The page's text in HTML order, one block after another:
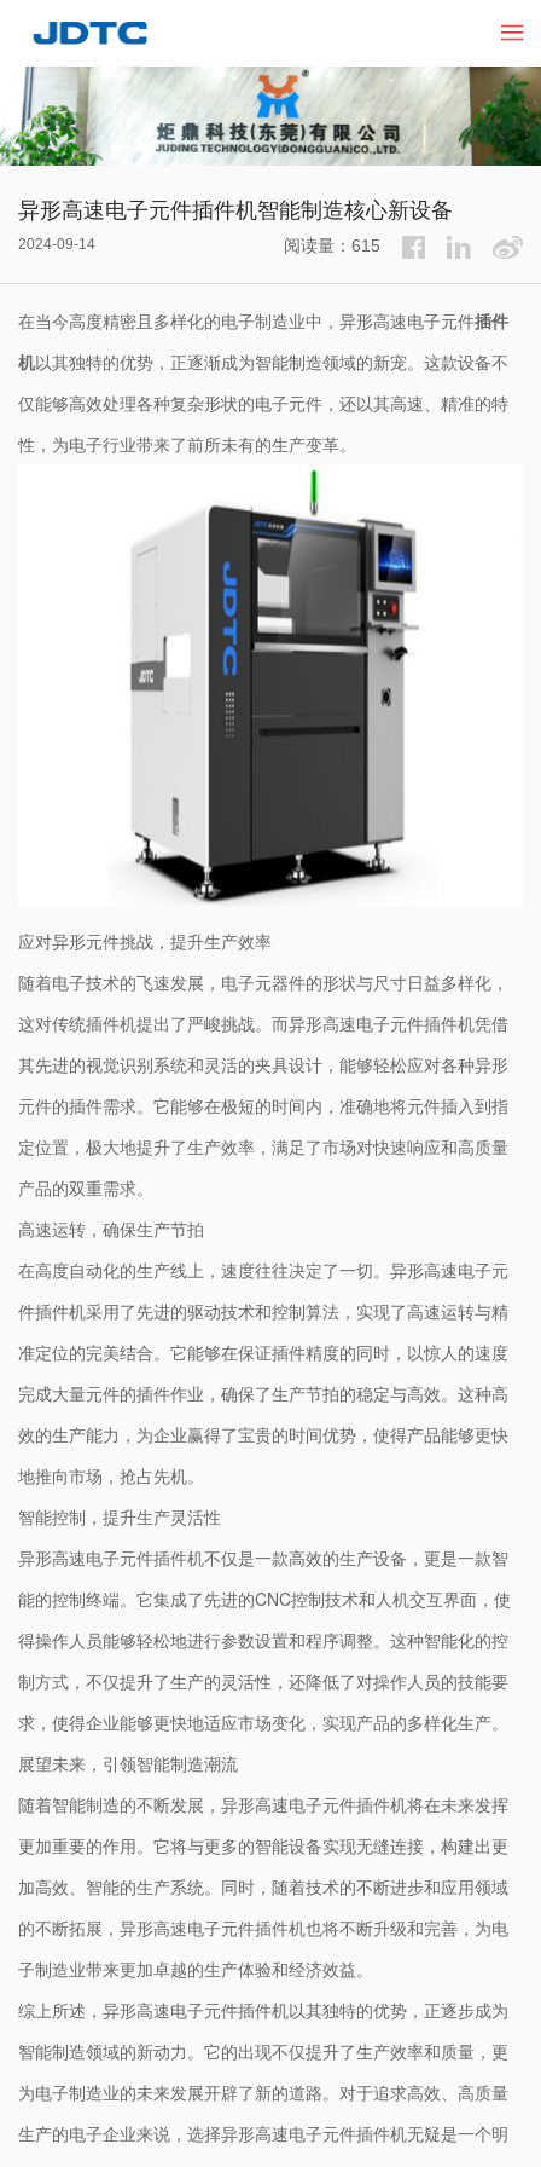
异形高速电子元件插件机智能制造核心新设备
2024-09-14 阅读量：615
在当今高度精密且多样化的电子制造业中，异形高速电子元件插件
机以其独特的优势，正逐渐成为智能制造领域的新宠。这款设备不
仅能够高效处理各种复杂形状的电子元件，还以其高速、精准的特
性，为电子行业带来了前所未有的生产变革。
应对异形元件挑战，提升生产效率
随着电子技术的飞速发展，电子元器件的形状与尺寸日益多样化，
这对传统插件机提出了严峻挑战。而异形高速电子元件插件机凭借
其先进的视觉识别系统和灵活的夹具设计，能够轻松应对各种异形
元件的插件需求。它能够在极短的时间内，准确地将元件插入到指
定位置，极大地提升了生产效率，满足了市场对快速响应和高质量
产品的双重需求。
高速运转，确保生产节拍
在高度自动化的生产线上，速度往往决定了一切。异形高速电子元
件插件机采用了先进的驱动技术和控制算法，实现了高速运转与精
准定位的完美结合。它能够在保证插件精度的同时，以惊人的速度
完成大量元件的插件作业，确保了生产节拍的稳定与高效。这种高
效的生产能力，为企业赢得了宝贵的时间优势，使得产品能够更快
地推向市场，抢占先机。
智能控制，提升生产灵活性
异形高速电子元件插件机不仅是一款高效的生产设备，更是一款智
能的控制终端。它集成了先进的CNC控制技术和人机交互界面，使
得操作人员能够轻松地进行参数设置和程序调整。这种智能化的控
制方式，不仅提升了生产的灵活性，还降低了对操作人员的技能要
求，使得企业能够更快地适应市场变化，实现产品的多样化生产。
展望未来，引领智能制造潮流
随着智能制造的不断发展，异形高速电子元件插件机将在未来发挥
更加重要的作用。它将与更多的智能设备实现无缝连接，构建出更
加高效、智能的生产系统。同时，随着技术的不断进步和应用领域
的不断拓展，异形高速电子元件插件机也将不断升级和完善，为电
子制造业带来更加卓越的生产体验和经济效益。
综上所述，异形高速电子元件插件机以其独特的优势，正逐步成为
智能制造领域的新动力。它的出现不仅提升了生产效率和质量，更
为电子制造业的未来发展开辟了新的道路。对于追求高效、高质量
生产的电子企业来说，选择异形高速电子元件插件机无疑是一个明